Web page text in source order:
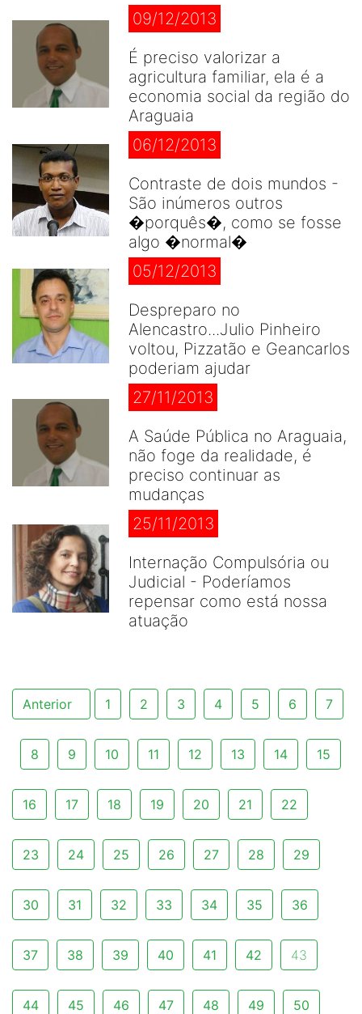
09/12/2013
É preciso valorizar a
agricultura familiar, ela é a
economia social da região do
Araguaia
06/12/2013
Contraste de dois mundos -
São inúmeros outros
�porquês�, como se fosse
algo �normal�
05/12/2013
Despreparo no
Alencastro...Julio Pinheiro
voltou, Pizzatão e Geancarlos
poderiam ajudar
27/11/2013
A Saúde Pública no Araguaia,
não foge da realidade, é
preciso continuar as
mudanças
25/11/2013
Internação Compulsória ou
Judicial - Poderíamos
repensar como está nossa
atuação
Anterior 1 2 3 4 5 6 7
8 9 10 11 12 13 14 15
16 17 18 19 20 21 22
23 24 25 26 27 28 29
30 31 32 33 34 35 36
37 38 39 40 41 42 43
44 45 46 47 48 49 50